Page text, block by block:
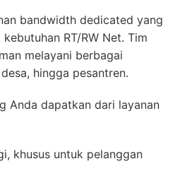
bandwidth dedicated yang
RT/RW Net. Tim
melayani berbagai
hingga pesantren.
Anda dapatkan dari layanan
khusus untuk pelanggan